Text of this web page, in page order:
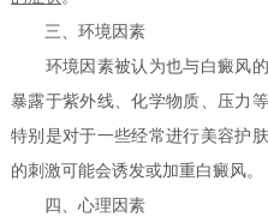
三、环境因素
环境因素被认为也与白癜风的
暴露于紫外线、化学物质、压力
特别是对于一些经常进行美容护
的刺激可能会诱发或加重白癜风。
四、心理因素